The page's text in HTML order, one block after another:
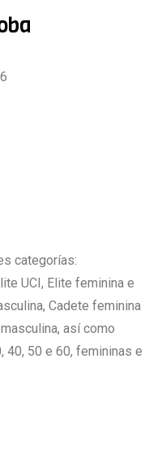
categorías:
UCI, Elite feminina e
Cadete feminina
así como
50 e 60, femininas e